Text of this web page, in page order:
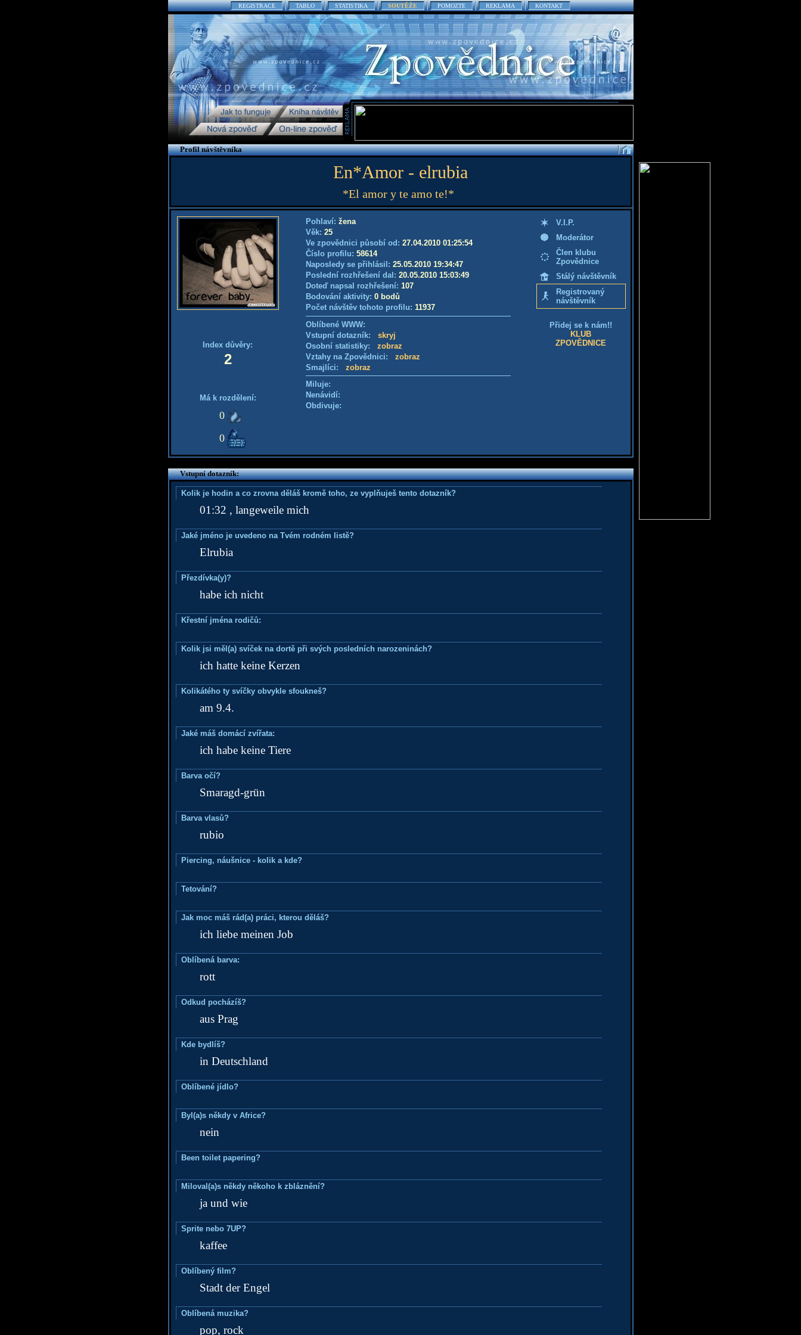
REGISTRACE TABLO STATISTIKA SOUTĚŽE POMOZTE REKLAMA KONTAKT
Profil návštěvníka
En*Amor - elrubia
*El amor y te amo te!*
Index důvěry:
2
Má k rozdělení:
0
0
Pohlaví: žena
Věk: 25
Ve zpovědnici působí od: 27.04.2010 01:25:54
Číslo profilu: 58614
Naposledy se přihlásil: 25.05.2010 19:34:47
Poslední rozhřešení dal: 20.05.2010 15:03:49
Doteď napsal rozhřešení: 107
Bodování aktivity: 0 bodů
Počet návštěv tohoto profilu: 11937
Oblíbené WWW:
Vstupní dotazník: skryj
Osobní statistiky: zobraz
Vztahy na Zpovědnici: zobraz
Smajlíci: zobraz
Miluje:
Nenávidí:
Obdivuje:
V.I.P.
Moderátor
Člen klubu
Zpovědnice
Stálý návštěvník
Registrovaný
návštěvník
Přidej se k nám!!
KLUB
ZPOVĚDNICE
Vstupní dotazník:
Kolik je hodin a co zrovna děláš kromě toho, ze vyplňuješ tento dotazník?
01:32 , langeweile mich
Jaké jméno je uvedeno na Tvém rodném listě?
Elrubia
Přezdívka(y)?
habe ich nicht
Křestní jména rodičů:
Kolik jsi měl(a) svíček na dortě při svých posledních narozeninách?
ich hatte keine Kerzen
Kolikátého ty svíčky obvykle sfoukneš?
am 9.4.
Jaké máš domácí zvířata:
ich habe keine Tiere
Barva očí?
Smaragd-grün
Barva vlasů?
rubio
Piercing, náušnice - kolik a kde?
Tetování?
Jak moc máš rád(a) práci, kterou děláš?
ich liebe meinen Job
Oblíbená barva:
rott
Odkud pocházíš?
aus Prag
Kde bydlíš?
in Deutschland
Oblíbené jídlo?
Byl(a)s někdy v Africe?
nein
Been toilet papering?
Miloval(a)s někdy někoho k zbláznění?
ja und wie
Sprite nebo 7UP?
kaffee
Oblíbený film?
Stadt der Engel
Oblíbená muzika?
pop, rock